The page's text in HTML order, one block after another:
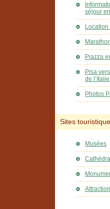
séjour
Location
Piazza
Pisa
de l’Italie
Photos
Sites
Musées